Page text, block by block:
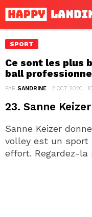
SPORT
Ce sont les plus
ball
PAR SANDRINE 2 OCT 2020, ·
23. Sanne Keizer
Sanne Keizer
volley est un sport
effort. Regardez-